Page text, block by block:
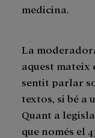
medicina.
La
aquest mateix
sentit parlar
textos, si bé a
Quant a
que només el